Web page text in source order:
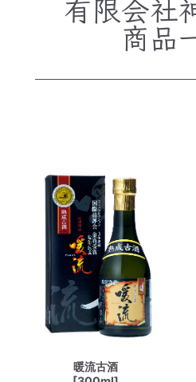
有限会社
商品
暖流古酒